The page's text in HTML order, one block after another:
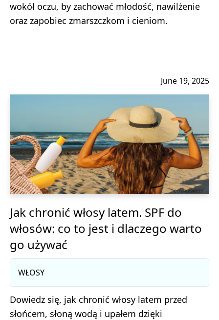
wokół oczu, by zachować młodość, nawilżenie
oraz zapobiec zmarszczkom i cieniom.
June 19, 2025
Jak chronić włosy latem. SPF do
włosów: co to jest i dlaczego warto
go używać
WŁOSY
Dowiedz się, jak chronić włosy latem przed
słońcem, słoną wodą i upałem dzięki